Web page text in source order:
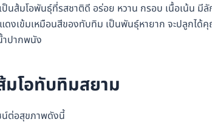
ป็นส้มโอพันธุ์ที่รสชาติดี อร่อย หวาน กรอบ เนื้อเน้น
ดงเข้มเหมือนสีของทับทิม เป็นพันธุ์หายาก จะปลูกไ
ปากพนัง
มโอทับทิมสยาม
น์ต่อสุขภาพดังนี้